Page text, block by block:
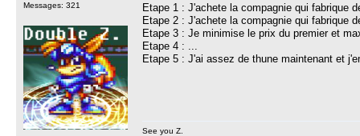
Messages: 321
Etape 1 : J'achete la compagnie qui fabrique
Etape 2 : J'achete la compagnie qui fabrique
Etape 3 : Je minimise le prix du premier et
Etape 4 : ...
Etape 5 : J'ai assez de thune maintenant et
See you Z.